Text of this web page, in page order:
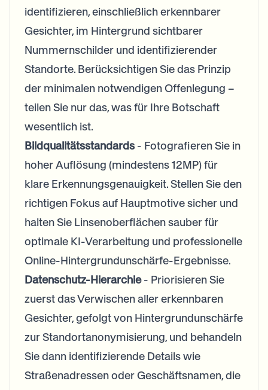
identifizieren, einschließlich erkennbarer
Gesichter, im Hintergrund sichtbarer
Nummernschilder und identifizierender
Standorte. Berücksichtigen Sie das Prinzip
der minimalen notwendigen Offenlegung –
teilen Sie nur das, was für Ihre Botschaft
wesentlich ist.
Bildqualitätsstandards- Fotografieren Sie in
hoher Auflösung (mindestens 12MP) für
klare Erkennungsgenauigkeit. Stellen Sie den
richtigen Fokus auf Hauptmotive sicher und
halten Sie Linsenoberflächen sauber für
optimale KI-Verarbeitung und professionelle
Online-Hintergrundunschärfe-Ergebnisse.
Datenschutz-Hierarchie- Priorisieren Sie
zuerst das Verwischen aller erkennbaren
Gesichter, gefolgt von Hintergrundunschärfe
zur Standortanonymisierung, und behandeln
Sie dann identifizierende Details wie
Straßenadressen oder Geschäftsnamen, die